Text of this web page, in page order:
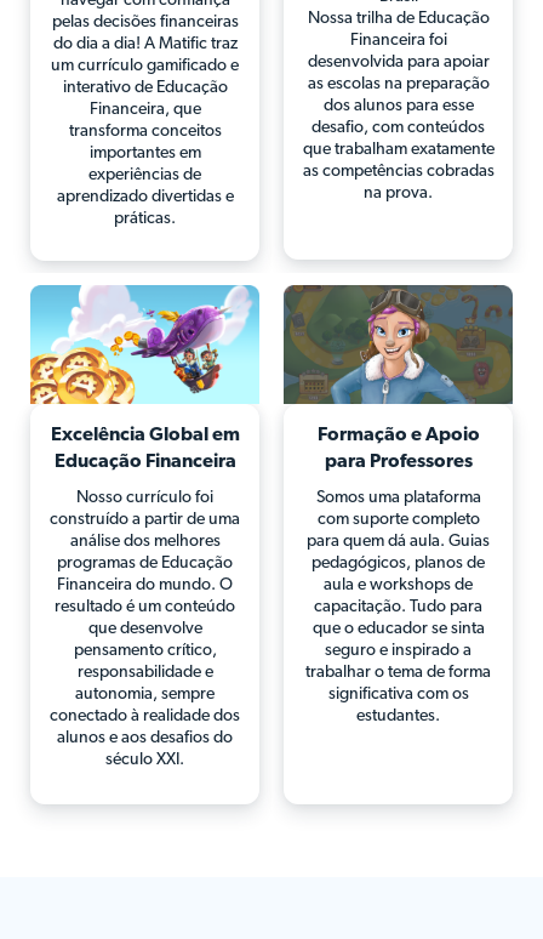
pelas decisões financeiras
do dia a dia! A Matific traz
um currículo gamificado e
interativo de Educação
Financeira, que
transforma conceitos
importantes em
experiências de
aprendizado divertidas e
práticas.
Nossa trilha de Educação
Financeira foi
desenvolvida para apoiar
as escolas na preparação
dos alunos para esse
desafio, com conteúdos
que trabalham exatamente
as competências cobradas
na prova.
Excelência Global em
Educação Financeira
Nosso currículo foi
construído a partir de uma
análise dos melhores
programas de Educação
Financeira do mundo. O
resultado é um conteúdo
que desenvolve
pensamento crítico,
responsabilidade e
autonomia, sempre
conectado à realidade dos
alunos e aos desafios do
século XXI.
Formação e Apoio
para Professores
Somos uma plataforma
com suporte completo
para quem dá aula. Guias
pedagógicos, planos de
aula e workshops de
capacitação. Tudo para
que o educador se sinta
seguro e inspirado a
trabalhar o tema de forma
significativa com os
estudantes.